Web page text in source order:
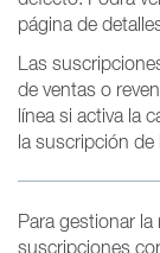
página de
Las
de ventas o
línea si activa la
la suscripción de
Para gestionar
suscripciones